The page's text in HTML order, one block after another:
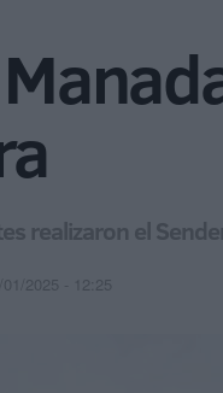
realizaron el
01/2025 - 12:25